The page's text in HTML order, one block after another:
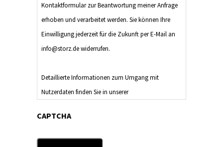
Kontaktformular zur Beantwortung meiner Anfrage
erhoben und verarbeitet werden. Sie können Ihre
Einwilligung jederzeit für die Zukunft per E-Mail an
info@storz.de widerrufen.
Detaillierte Informationen zum Umgang mit
Nutzerdaten finden Sie in unserer
CAPTCHA